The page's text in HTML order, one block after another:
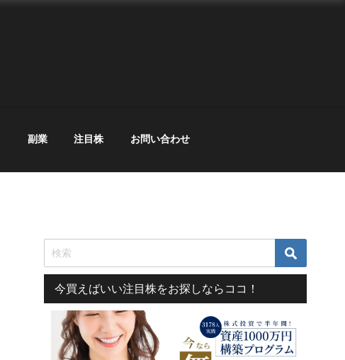
副業 注目株 お問い合わせ
今買えばいい注目株をお探しならココ！